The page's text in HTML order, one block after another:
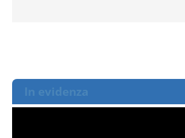
In evidenza